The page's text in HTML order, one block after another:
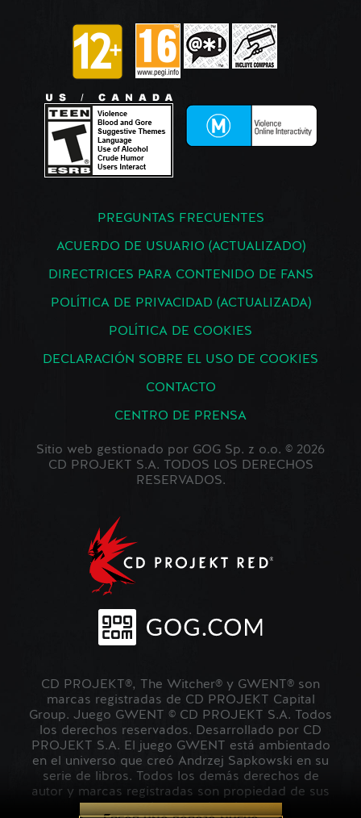
PREGUNTAS FRECUENTES
ACUERDO DE USUARIO (ACTUALIZADO)
DIRECTRICES PARA CONTENIDO DE FANS
POLÍTICA DE PRIVACIDAD (ACTUALIZADA)
POLÍTICA DE COOKIES
DECLARACIÓN SOBRE EL USO DE COOKIES
CONTACTO
CENTRO DE PRENSA
Sitio web gestionado por GOG Sp. z o.o. © 2026
CD PROJEKT S.A. TODOS LOS DERECHOS
RESERVADOS.
CD PROJEKT®, The Witcher® y GWENT® son
marcas registradas de CD PROJEKT Capital
Group. Juego GWENT © CD PROJEKT S.A. Todos
los derechos reservados. Desarrollado por CD
PROJEKT S.A. El juego GWENT está ambientado
en el universo que creó Andrzej Sapkowski en su
serie de libros. Todos los demás derechos de
autor y marcas registradas son propiedad de sus
respectivos propietarios.